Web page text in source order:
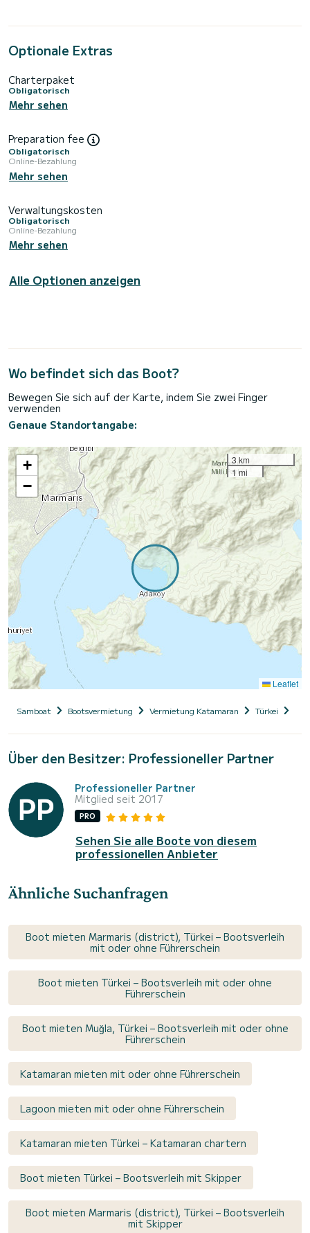
Optionale Extras
Charterpaket
Obligatorisch
Mehr sehen
Preparation fee
Obligatorisch
Online-Bezahlung
Mehr sehen
Verwaltungskosten
Obligatorisch
Online-Bezahlung
Mehr sehen
Alle Optionen anzeigen
Wo befindet sich das Boot?
Bewegen Sie sich auf der Karte, indem Sie zwei Finger
verwenden
Genaue Standortangabe:
+
−
3 km
1 mi
Leaflet
Samboat Bootsvermietung Vermietung Katamaran Türkei
Über den Besitzer: Professioneller Partner
Professioneller Partner
Mitglied seit 2017
PRO
Sehen Sie alle Boote von diesem
professionellen Anbieter
Ähnliche Suchanfragen
Boot mieten Marmaris (district), Türkei – Bootsverleih
mit oder ohne Führerschein
Boot mieten Türkei – Bootsverleih mit oder ohne
Führerschein
Boot mieten Muğla, Türkei – Bootsverleih mit oder ohne
Führerschein
Katamaran mieten mit oder ohne Führerschein
Lagoon mieten mit oder ohne Führerschein
Katamaran mieten Türkei – Katamaran chartern
Boot mieten Türkei – Bootsverleih mit Skipper
Boot mieten Marmaris (district), Türkei – Bootsverleih
mit Skipper